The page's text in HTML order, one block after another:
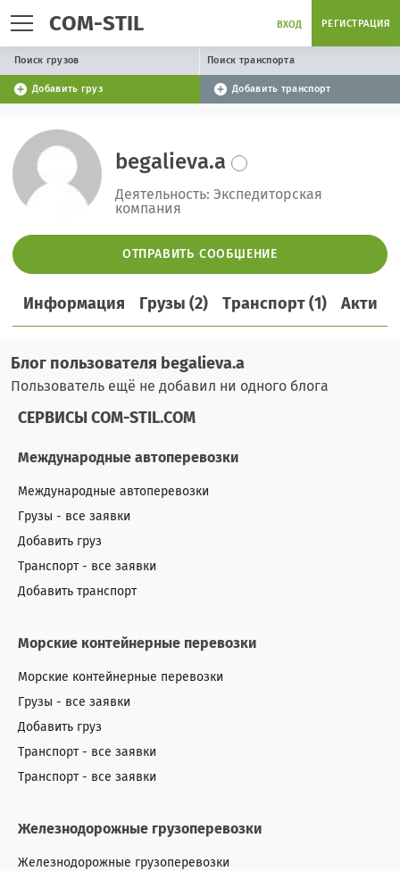
COM-STIL ВХОД РЕГИСТРАЦИЯ
Поиск грузов Поиск транспорта
Добавить груз Добавить транспорт
begalieva.a
Деятельность: Экспедиторская
компания
ОТПРАВИТЬ СООБЩЕНИЕ
Информация Грузы (2) Транспорт (1)
Блог пользователя begalieva.a
Пользователь ещё не добавил ни одного блога
СЕРВИСЫ COM-STIL.COM
Международные автоперевозки
Международные автоперевозки
Грузы - все заявки
Добавить груз
Транспорт - все заявки
Добавить транспорт
Морские контейнерные перевозки
Морские контейнерные перевозки
Грузы - все заявки
Добавить груз
Транспорт - все заявки
Транспорт - все заявки
Железнодорожные грузоперевозки
Железнодорожные грузоперевозки